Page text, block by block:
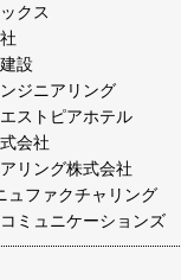
クス
設
ジニアリング
ストピアホテル
会社
リング株式会社
ュファクチャリング
ミュニケーションズ